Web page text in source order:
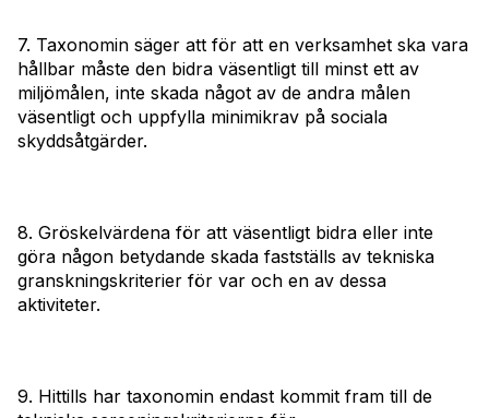
7. Taxonomin säger att för att en verksamhet ska vara
hållbar måste den bidra väsentligt till minst ett av
miljömålen, inte skada något av de andra målen
väsentligt och uppfylla minimikrav på sociala
skyddsåtgärder.
8. Gröskelvärdena för att väsentligt bidra eller inte
göra någon betydande skada fastställs av tekniska
granskningskriterier för var och en av dessa
aktiviteter.
9. Hittills har taxonomin endast kommit fram till de